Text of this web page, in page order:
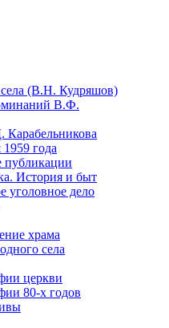
(В.Н. Кудряшов)
В.Ф.
Карабельникова
1959 года
публикации
История и быт
уголовное дело
храма
села
церкви
80-х годов